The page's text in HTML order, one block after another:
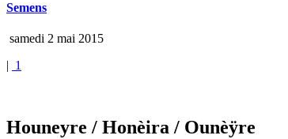
Semens
samedi 2 mai 2015
| 1
Houneyre / Honèira / Ounèÿre